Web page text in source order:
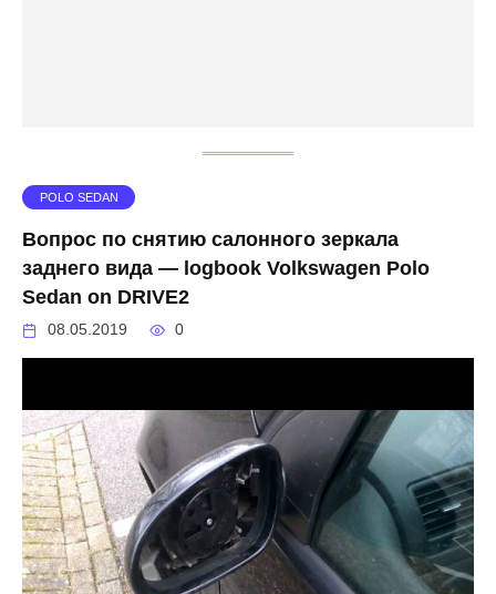
POLO SEDAN
Вопрос по снятию салонного зеркала
заднего вида — logbook Volkswagen Polo
Sedan on DRIVE2
08.05.2019 0